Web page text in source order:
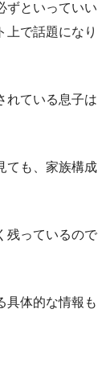
ずといっていい
上で話題になり
れている息子は
ても、家族構成
残っているので
具体的な情報も